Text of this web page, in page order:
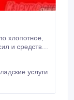
хлопотное,
обратиться в
поможет
услуги